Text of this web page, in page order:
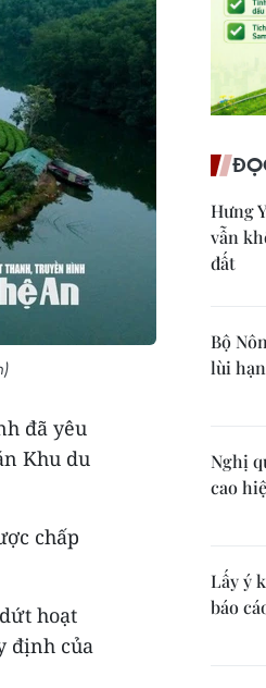
đã yêu
Khu du
chấp
hoạt
định của
Hưng
vẫn
đất
Bộ
lùi
Nghị
cao
Lấy ý
báo